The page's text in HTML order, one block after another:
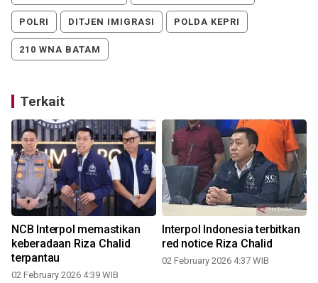
POLRI DITJEN IMIGRASI POLDA KEPRI
210 WNA BATAM
Terkait
NCB Interpol memastikan
keberadaan Riza Chalid
terpantau
02 February 2026 4:39 WIB
Interpol Indonesia terbitkan
red notice Riza Chalid
02 February 2026 4:37 WIB